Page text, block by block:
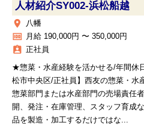
人材紹介SY002‐浜松船越
place 八幡
money 月給 190,000円 〜 350,000円
assignment_ind 正社員
★惣菜・水産経験を活かせる/年間休
松市中央区/正社員】西友の惣菜・水
惣菜部門または水産部門の売場責任
開、発注・在庫管理、スタッフ育成
品を製造・加工するだけではな...